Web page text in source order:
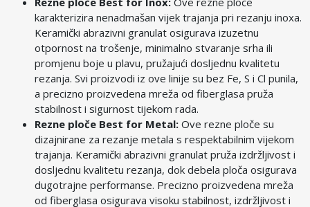
karakterizira nenadmašan vijek trajanja pri rezanju inoxa.
Keramički abrazivni granulat osigurava izuzetnu
otpornost na trošenje, minimalno stvaranje srha ili
promjenu boje u plavu, pružajući dosljednu kvalitetu
rezanja. Svi proizvodi iz ove linije su bez Fe, S i Cl punila,
a precizno proizvedena mreža od fiberglasa pruža
stabilnost i sigurnost tijekom rada.
Rezne ploče Best for Metal: Ove rezne ploče su
dizajnirane za rezanje metala s respektabilnim vijekom
trajanja. Keramički abrazivni granulat pruža izdržljivost i
dosljednu kvalitetu rezanja, dok debela ploča osigurava
dugotrajne performanse. Precizno proizvedena mreža
od fiberglasa osigurava visoku stabilnost, izdržljivost i